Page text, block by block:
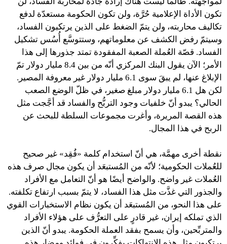
تكون الأداة الإعلامية حُرَّة، ولن تكون الحكومة مستعدّة لدفع
تكاليف محاربته، ولن يتمّ الضغط على الذين يرتكبون الفساد،
وسيتمّ رفض الكشف عن معلوماتهم، وستتوسَّع أُسُس تشكيل
الفساد. قصّة العُملة الصعبة المفقودة تمتد جذورها إلى هذا
الأمر؛ الآن يقول البنك المركزي أنّه من بين 8.4 مليار دولار تمّ
الإبلاغ عنها، لم يبقَ سوى 6.1 مليار دولار غير معروفة المصير.
لكن هل 6.1 مليار دولار مبلغ صغير، في ظلّ الوضع الصعب
الحالي؟ يبدو أنّ خلفيات وجود التربُّح والفساد قد أجَّجت مثل
هذه القصة المريرة، وأغرت مجموعات السلطة للبحث عن
الربح في هذا المجال.
نقطة أخرى مهمَّة، هي أنّ استخدام كلمة «فُقِد» غير صحيح
للعُملات الحكومية؛ لأنّه من المُستبعَد أن يكون مجال صرف هذه
العُملات غير واضح. والواضح أيضًا هو أنّ التعامل مع الأفراد
والجذور التي غذَّت مثل هذا الفساد، لا يتمّ بسبب ارتفاع تكلفته.
على هذا النحو، من المُستبعَد أن يكون نظام الاستخبارات القوي
الذي تملكه إيران، غير قادرٍ على التعرُّف على هؤلاء الأفراد
والمتربِّحين، وأن يسمح بفقد العملة الحكومة. يبدو أنّ الذين